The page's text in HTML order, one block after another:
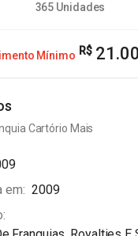
Mínimo
365 Unidades
Cartório Mais
em 2009